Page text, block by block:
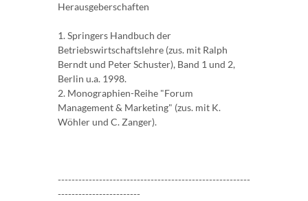
Herausgeberschaften
1. Springers Handbuch der
Betriebswirtschaftslehre (zus. mit Ralph
Berndt und Peter Schuster), Band 1 und 2,
Berlin u.a. 1998.
2. Monographien-Reihe "Forum
Management & Marketing" (zus. mit K.
Wöhler und C. Zanger).
--------------------------------------------------------
------------------------